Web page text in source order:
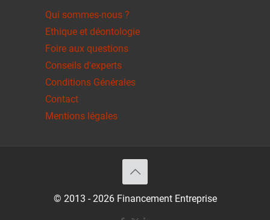
Qui sommes-nous ?
Ethique et déontologie
Foire aux questions
Conseils d'experts
Conditions Générales
Contact
Mentions légales
© 2013 - 2026 Financement Entreprise